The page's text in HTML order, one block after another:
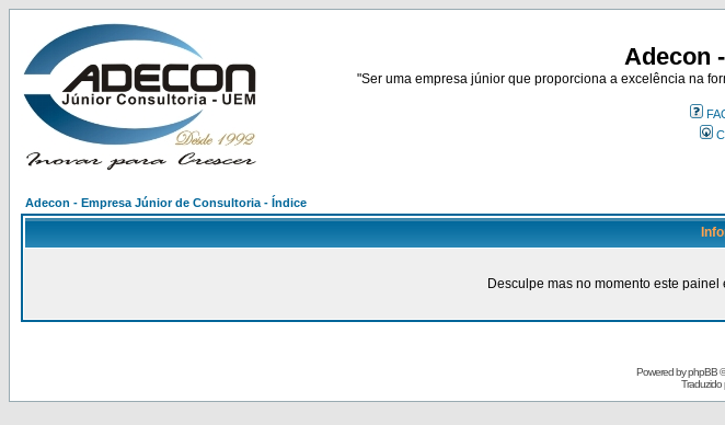
Adecon
"Ser uma empresa júnior que proporciona a excelência na
Adecon - Empresa Júnior de Consultoria - Índice
Desculpe mas no momento este
Powered byphpBB©
Traduzido